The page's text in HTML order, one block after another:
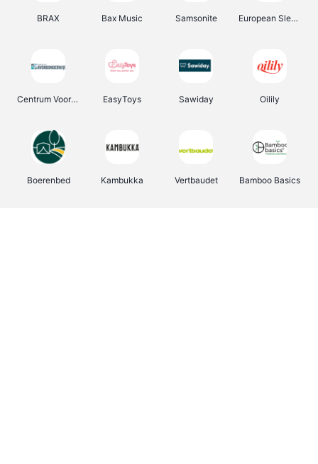
BRAX Bax Music Samsonite European Sleeper
Centrum Voor Avondonderwijs EasyToys Sawiday Oilily
Boerenbed Kambukka Vertbaudet Bamboo Basics